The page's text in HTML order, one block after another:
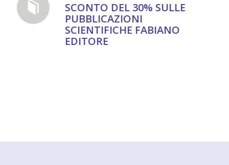
SCONTO DEL 30% SULLE
PUBBLICAZIONI
SCIENTIFICHE FABIANO
EDITORE